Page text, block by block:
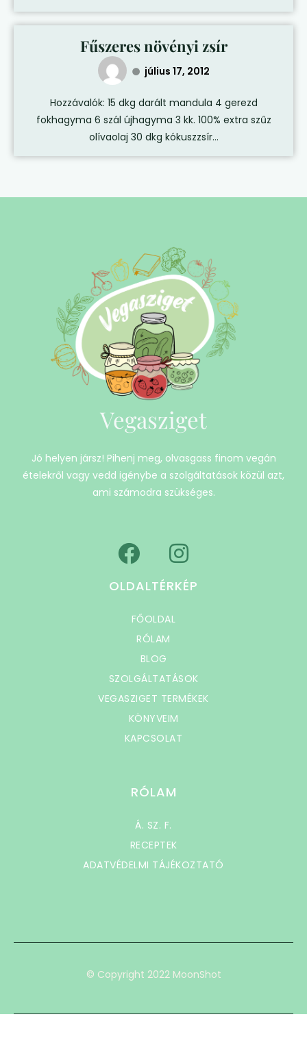
Fűszeres növényi zsír
július 17, 2012
Hozzávalók: 15 dkg darált mandula 4 gerezd
fokhagyma 6 szál újhagyma 3 kk. 100% extra szűz
olívaolaj 30 dkg kókuszzsír...
Vegasziget
Jó helyen jársz! Pihenj meg, olvasgass finom vegán
ételekről vagy vedd igénybe a szolgáltatások közül azt,
ami számodra szükséges.
OLDALTÉRKÉP
FŐOLDAL
RÓLAM
BLOG
SZOLGÁLTATÁSOK
VEGASZIGET TERMÉKEK
KÖNYVEIM
KAPCSOLAT
RÓLAM
Á. SZ. F.
RECEPTEK
ADATVÉDELMI TÁJÉKOZTATÓ
© Copyright 2022 MoonShot